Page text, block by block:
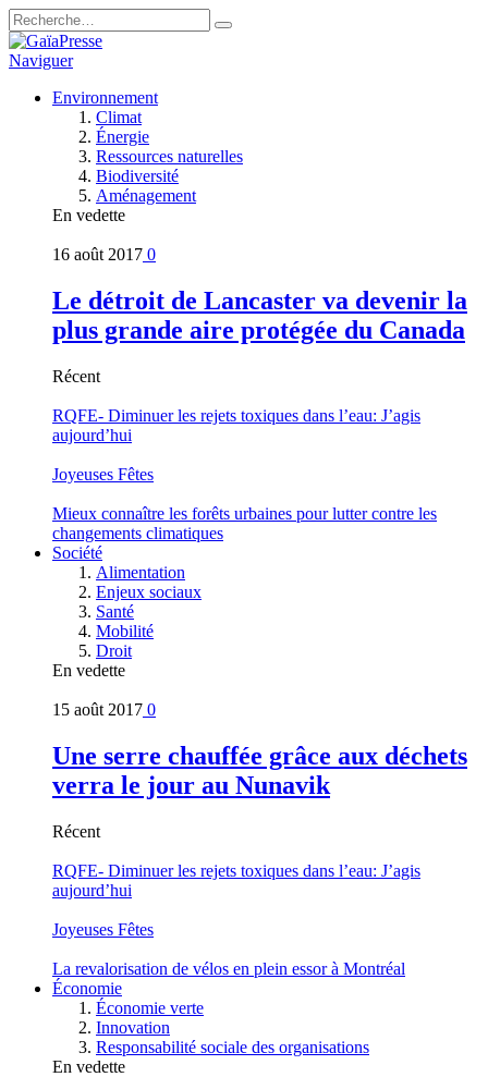
Naviguer
Environnement
Climat
Énergie
Ressources naturelles
Biodiversité
Aménagement
En vedette
16 août 2017 0
Le détroit de Lancaster va devenir la
plus grande aire protégée du Canada
Récent
RQFE- Diminuer les rejets toxiques dans l’eau: J’agis
aujourd’hui
Joyeuses Fêtes
Mieux connaître les forêts urbaines pour lutter contre les
changements climatiques
Société
Alimentation
Enjeux sociaux
Santé
Mobilité
Droit
En vedette
15 août 2017 0
Une serre chauffée grâce aux déchets
verra le jour au Nunavik
Récent
RQFE- Diminuer les rejets toxiques dans l’eau: J’agis
aujourd’hui
Joyeuses Fêtes
La revalorisation de vélos en plein essor à Montréal
Économie
Économie verte
Innovation
Responsabilité sociale des organisations
En vedette